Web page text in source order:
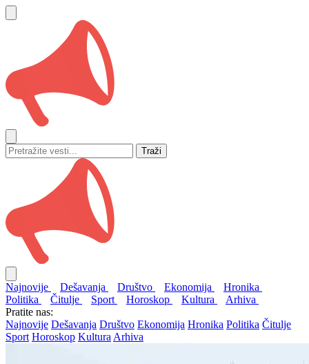
Traži
Najnovije Dešavanja Društvo Ekonomija
Hronika
Politika
Čitulje Sport Horoskop Kultura
Arhiva
Pratite nas:
Najnovije Dešavanja Društvo Ekonomija Hronika Politika Čitulje
Sport Horoskop Kultura Arhiva